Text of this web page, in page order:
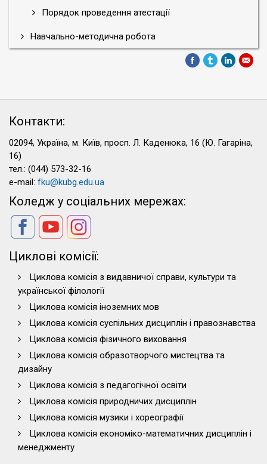
Порядок проведення атестації
Навчально-методична робота
Контакти:
02094, Україна, м. Київ, просп. Л. Каденюка, 16 (Ю. Гагаріна,
16)
тел.: (044) 573-32-16
e-mail: fku@kubg.edu.ua
Коледж у соціальних мережах:
Циклові комісії:
Циклова комісія з видавничої справи, культури та
української філології
Циклова комісія іноземних мов
Циклова комісія суспільних дисциплін і правознавства
Циклова комісія фізичного виховання
Циклова комісія образотворчого мистецтва та
дизайну
Циклова комісія з педагогічної освіти
Циклова комісія природничих дисциплін
Циклова комісія музики і хореографії
Циклова комісія економіко-математичних дисциплін і
менеджменту